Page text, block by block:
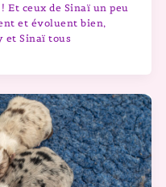
Et ceux de Sinaï un peu
et évoluent bien,
et Sinaï tous